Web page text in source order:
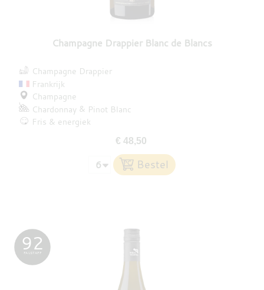
Champagne Drappier Blanc de Blancs
Champagne Drappier
Frankrijk
Champagne
Chardonnay
Pinot Blanc
Fris & energiek
€ 48,50
92
FALSTAFF